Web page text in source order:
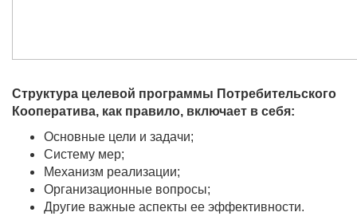
Структура целевой программы Потребительского
Кооператива, как правило, включает в себя:
Основные цели и задачи;
Систему мер;
Механизм реализации;
Организационные вопросы;
Другие важные аспекты ее эффективности.